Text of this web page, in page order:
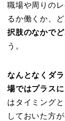
職場や周りの
るか働くか、
択肢のなかで
う。
なんとなくダ
場ではプラス
はタイミング
しておいた方が